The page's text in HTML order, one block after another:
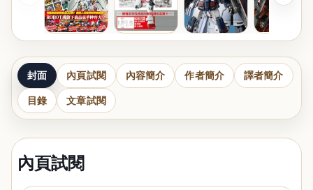
封面 內頁試閱 內容簡介 作者簡介 譯者簡介
目錄 文章試閱
內頁試閱